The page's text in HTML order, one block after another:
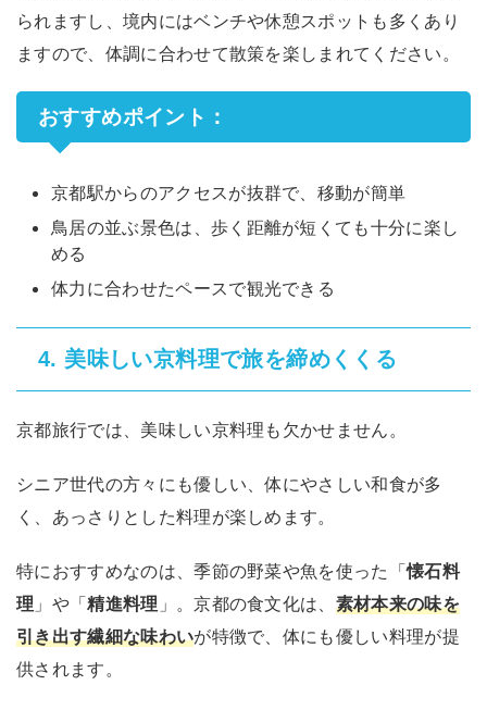
られますし、境内にはベンチや休憩スポットも多くあり
ますので、体調に合わせて散策を楽しまれてください。
おすすめポイント：
京都駅からのアクセスが抜群で、移動が簡単
鳥居の並ぶ景色は、歩く距離が短くても十分に楽し
める
体力に合わせたペースで観光できる
4. 美味しい京料理で旅を締めくくる
京都旅行では、美味しい京料理も欠かせません。
シニア世代の方々にも優しい、体にやさしい和食が多
く、あっさりとした料理が楽しめます。
特におすすめなのは、季節の野菜や魚を使った「懐石料
理 」や「精進料理 」。京都の食文化は、 素材本来の味を
引き出す繊細な味わいが特徴で、体にも優しい料理が提
供されます。